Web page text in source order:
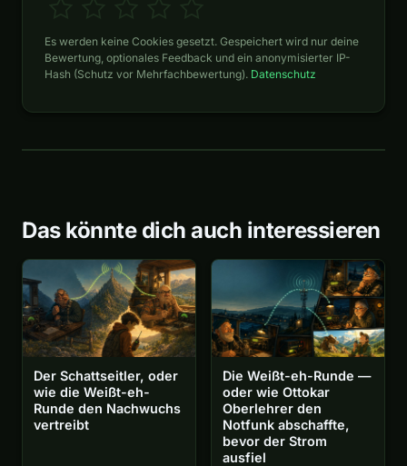
Es werden keine Cookies gesetzt. Gespeichert wird nur deine
Bewertung, optionales Feedback und ein anonymisierter IP-
Hash (Schutz vor Mehrfachbewertung). Datenschutz
Das könnte dich auch interessieren
Der Schattseitler, oder
wie die Weißt-eh-
Runde den Nachwuchs
vertreibt
Die Weißt-eh-Runde —
oder wie Ottokar
Oberlehrer den
Notfunk abschaffte,
bevor der Strom
ausfiel